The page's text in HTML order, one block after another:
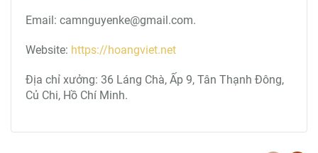
Email: camnguyenke@gmail.com.
Website: https://hoangviet.net
Địa chỉ xưởng: 36 Láng Chà, Ấp 9, Tân Thạnh Đông,
Củ Chi, Hồ Chí Minh.